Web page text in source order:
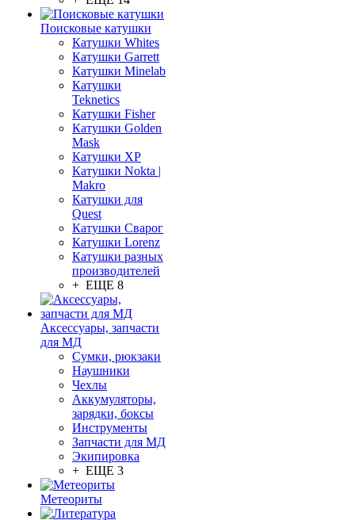
Поисковые катушки
Катушки Whites
Катушки Garrett
Катушки Minelab
Катушки
Teknetics
Катушки Fisher
Катушки Golden
Mask
Катушки XP
Катушки Nokta |
Makro
Катушки для
Quest
Катушки Сварог
Катушки Lorenz
Катушки разных
производителей
+ ЕЩЕ 8
Аксессуары, запчасти
для МД
Сумки, рюкзаки
Наушники
Чехлы
Аккумуляторы,
зарядки, боксы
Инструменты
Запчасти для МД
Экипировка
+ ЕЩЕ 3
Метеориты